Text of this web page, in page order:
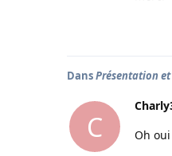
DansPrésentation
C Oh